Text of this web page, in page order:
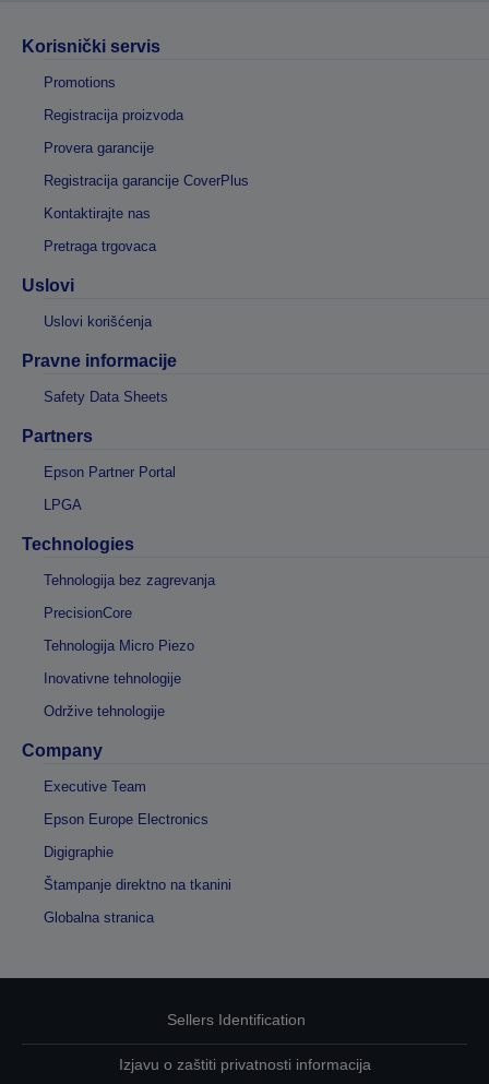
Korisnički servis
Promotions
Registracija proizvoda
Provera garancije
Registracija garancije CoverPlus
Kontaktirajte nas
Pretraga trgovaca
Uslovi
Uslovi korišćenja
Pravne informacije
Safety Data Sheets
Partners
Epson Partner Portal
LPGA
Technologies
Tehnologija bez zagrevanja
PrecisionCore
Tehnologija Micro Piezo
Inovativne tehnologije
Održive tehnologije
Company
Executive Team
Epson Europe Electronics
Digigraphie
Štampanje direktno na tkanini
Globalna stranica
Sellers Identification
Izjavu o zaštiti privatnosti informacija